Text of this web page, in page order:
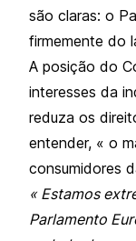
são claras: o
firmemente do
A posição do
interesses da
reduza os
entender, « o
consumidores
« Estamos
Parlamento